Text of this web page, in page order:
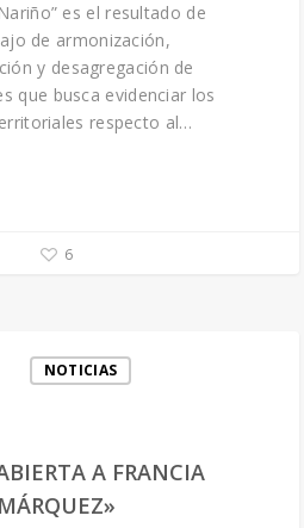
es el resultado de
de armonización,
y desagregación de
que busca evidenciar los
respecto al…
6
NOTICIAS
A FRANCIA
MÁRQUEZ»